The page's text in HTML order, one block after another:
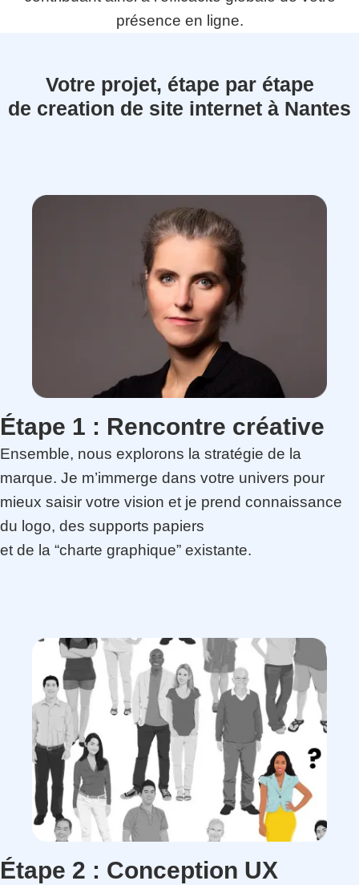
présence en ligne.
Votre projet, étape par étape
de creation de site internet à Nantes
Étape 1 : Rencontre créative
Ensemble, nous explorons la stratégie de la
marque. Je m’immerge dans votre univers pour
mieux saisir votre vision et je prend connaissance
du logo, des supports papiers
et de la “charte graphique” existante.
Étape 2 : Conception UX